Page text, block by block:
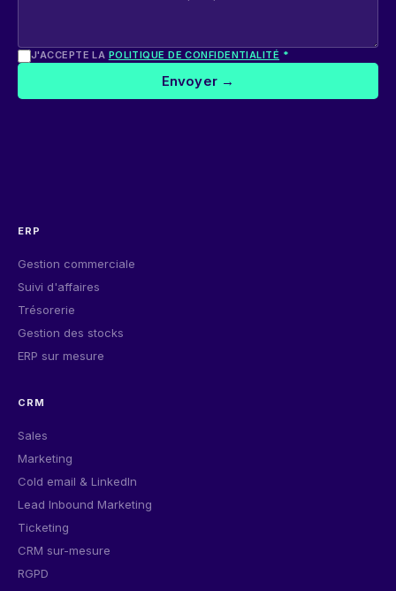
J'ACCEPTE LA POLITIQUE DE CONFIDENTIALITÉ *
Envoyer →
ERP
Gestion commerciale
Suivi d'affaires
Trésorerie
Gestion des stocks
ERP sur mesure
CRM
Sales
Marketing
Cold email & LinkedIn
Lead Inbound Marketing
Ticketing
CRM sur-mesure
RGPD